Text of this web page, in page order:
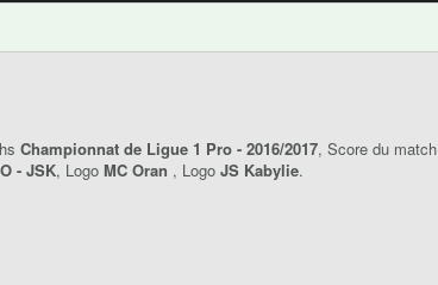
Championnat de Ligue 1 Pro - 2016/2017, Score du match
- JSK, Logo MC Oran , Logo JS Kabylie.